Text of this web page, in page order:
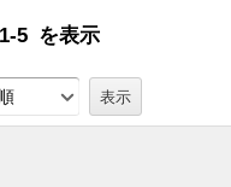
5 を表示